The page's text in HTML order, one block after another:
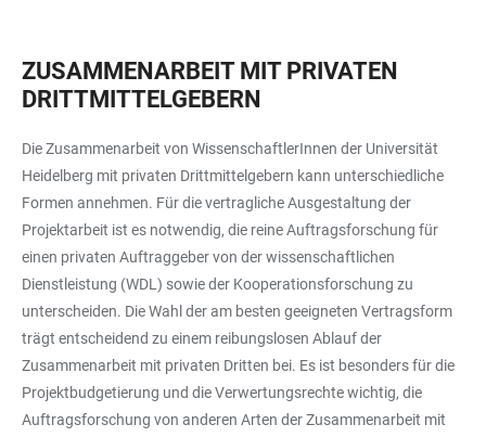
ZUSAMMENARBEIT MIT PRIVATEN
DRITTMITTELGEBERN
Die Zusammenarbeit von WissenschaftlerInnen der Universität
Heidelberg mit privaten Drittmittelgebern kann unterschiedliche
Formen annehmen. Für die vertragliche Ausgestaltung der
Projektarbeit ist es notwendig, die reine Auftragsforschung für
einen privaten Auftraggeber von der wissenschaftlichen
Dienstleistung (WDL) sowie der Kooperationsforschung zu
unterscheiden. Die Wahl der am besten geeigneten Vertragsform
trägt entscheidend zu einem reibungslosen Ablauf der
Zusammenarbeit mit privaten Dritten bei. Es ist besonders für die
Projektbudgetierung und die Verwertungsrechte wichtig, die
Auftragsforschung von anderen Arten der Zusammenarbeit mit